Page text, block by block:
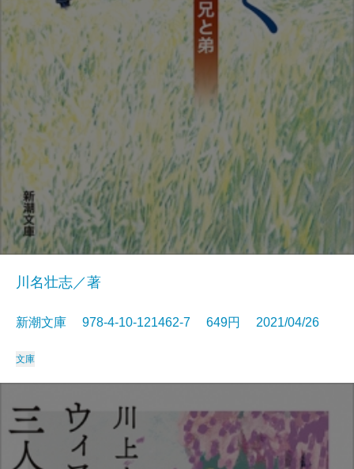
川名壮志／著
新潮文庫 978-4-10-121462-7 649円 2021/04/26
文庫